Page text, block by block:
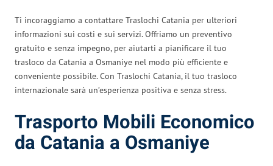
Ti incoraggiamo a contattare Traslochi Catania per ulteriori
informazioni sui costi e sui servizi. Offriamo un preventivo
gratuito e senza impegno, per aiutarti a pianificare il tuo
trasloco da Catania a Osmaniye nel modo più efficiente e
conveniente possibile. Con Traslochi Catania, il tuo trasloco
internazionale sarà un’esperienza positiva e senza stress.
Trasporto Mobili Economico
da Catania a Osmaniye